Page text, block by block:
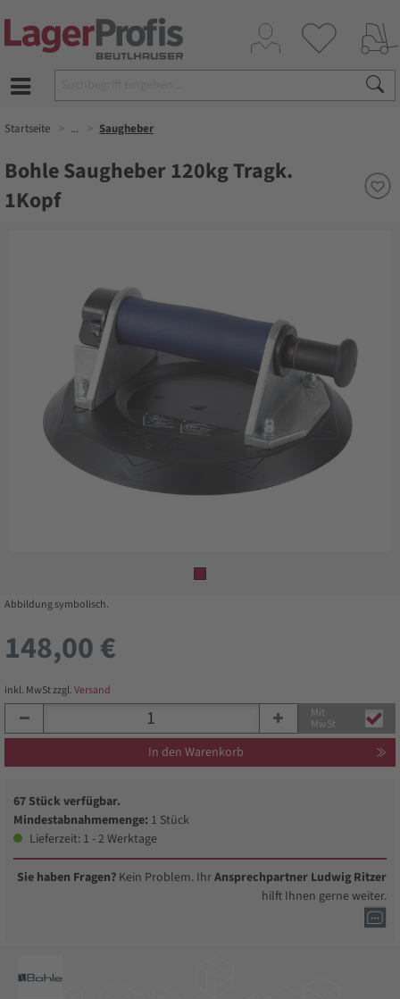
Startseite ... Saugheber
Bohle Saugheber 120kg Tragk.
1Kopf
Abbildung symbolisch.
148,00 €
inkl. MwSt zzgl.Versand
Mit
MwSt
In den Warenkorb
67 Stück verfügbar.
Mindestabnahmemenge: 1 Stück
Lieferzeit: 1 - 2 Werktage
Sie haben Fragen? Kein Problem. IhrAnsprechpartner Ludwig Ritzer
hilft Ihnen gerne weiter.